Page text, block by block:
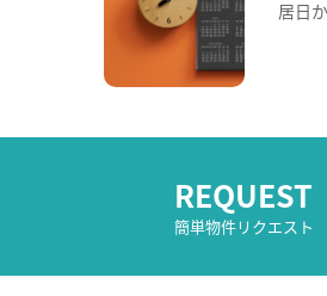
居日
REQUEST
簡単物件リクエスト